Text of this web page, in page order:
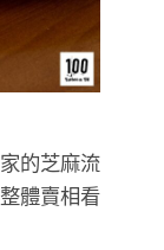
的芝麻流
體賣相看